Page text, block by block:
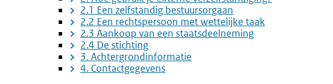
2.1 Een zelfstandig bestuursorgaan
2.2 Een rechtspersoon met wettelijke taak
2.3 Aankoop van een staatsdeelneming
2.4 De stichting
3. Achtergrondinformatie
4. Contactgegevens